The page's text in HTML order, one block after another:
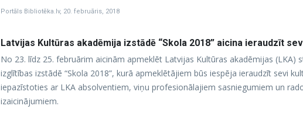
Portāls Bibliotēka.lv, 20. februāris, 2018
Latvijas Kultūras akadēmija izstādē “Skola 2018” aicina ieraudzīt
No 23. līdz 25. februārim aicinām apmeklēt Latvijas Kultūras akadēmijas (LKA)
izglītības izstādē “Skola 2018”, kurā apmeklētājiem būs iespēja ieraudzīt sevi
iepazīstoties ar LKA absolventiem, viņu profesionālajiem sasniegumiem un
izaicinājumiem.